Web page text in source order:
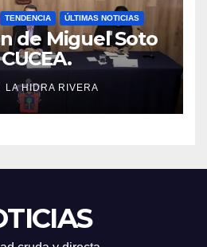
TENDENCIA ÚLTIMAS NOTICIAS
de Miguel Soto
LA HIDRA RIVERA